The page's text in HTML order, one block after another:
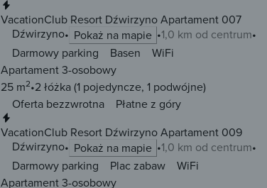
VacationClub Resort Dźwirzyno Apartament 007
Dźwirzyno
Pokaż na mapie 1,0 km od centrum
Darmowy parking
Basen
WiFi
Apartament 3-osobowy
25 m2 2 łóżka(1 pojedyncze, 1 podwójne)
Oferta bezzwrotna
Płatne z góry
VacationClub Resort Dźwirzyno Apartament 009
Dźwirzyno
Pokaż na mapie 1,0 km od centrum
Darmowy parking
Plac zabaw
WiFi
Apartament 3-osobowy